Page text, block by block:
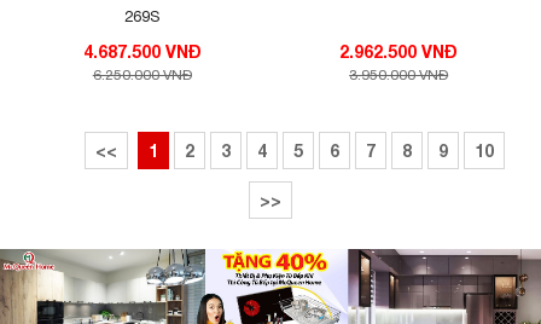
269S
4.687.500 VNĐ
6.250.000 VNĐ
2.962.500 VNĐ
3.950.000 VNĐ
<< 1 2 3 4 5 6 7 8 9 10
>>